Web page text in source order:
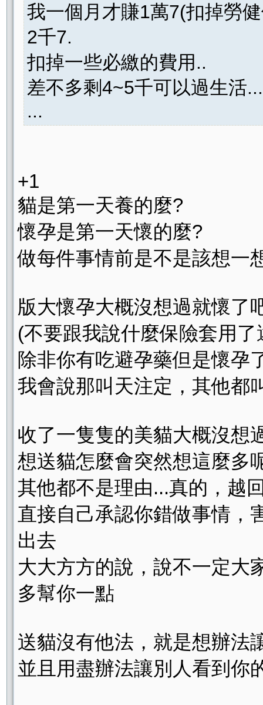
我一個月才賺1萬7(扣掉勞
2千7.
扣掉一些必繳的費用..
差不多剩4~5千可以過生活
...
+1
貓是第一天養的麼?
懷孕是第一天懷的麼?
做每件事情前是不是該想一
版大懷孕大概沒想過就懷了
(不要跟我說什麼保險套用
除非你有吃避孕藥但是懷孕
我會說那叫天注定，其他都
收了一隻隻的美貓大概沒想
想送貓怎麼會突然想這麼多
其他都不是理由...真的，越
直接自己承認你錯做事情，
出去
大大方方的說，說不一定大
多幫你一點
送貓沒有他法，就是想辦法
並且用盡辦法讓別人看到你